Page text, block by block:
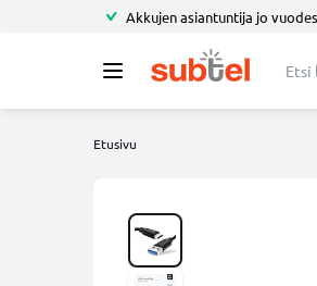
Akkujen asiantuntija jo
Etusivu